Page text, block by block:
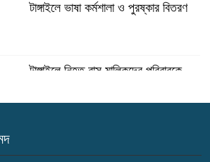
টাঙ্গাইলে ভাষা কর্মশালা ও পুরষ্কার বিতরণ
টাঙ্গাইলে নিহত বাস মালিকদের পরিবারকে